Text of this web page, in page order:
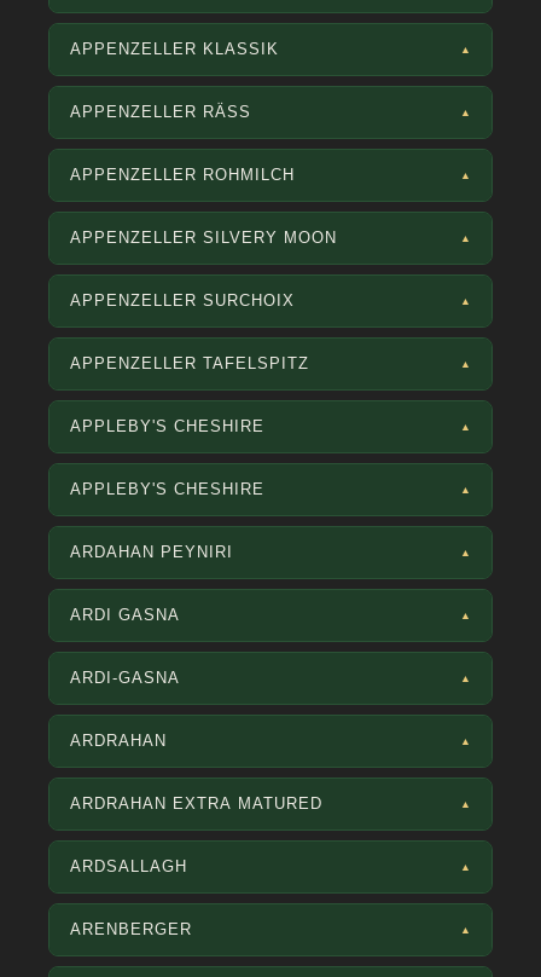
APPENZELLER KLASSIK ▲
APPENZELLER RÄSS ▲
APPENZELLER ROHMILCH ▲
APPENZELLER SILVERY MOON ▲
APPENZELLER SURCHOIX ▲
APPENZELLER TAFELSPITZ ▲
APPLEBY'S CHESHIRE ▲
APPLEBY'S CHESHIRE ▲
ARDAHAN PEYNIRI ▲
ARDI GASNA ▲
ARDI-GASNA ▲
ARDRAHAN ▲
ARDRAHAN EXTRA MATURED ▲
ARDSALLAGH ▲
ARENBERGER ▲